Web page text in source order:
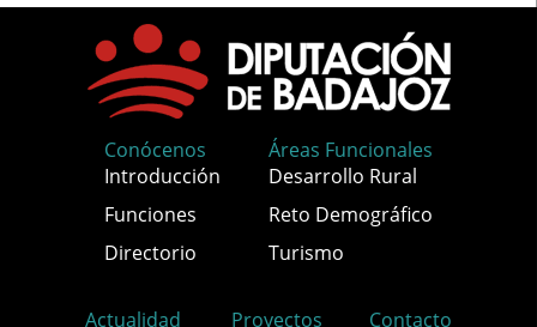
Conócenos
Introducción
Funciones
Directorio
Áreas Funcionales
Desarrollo Rural
Reto Demográfico
Turismo
Actualidad Proyectos Contacto